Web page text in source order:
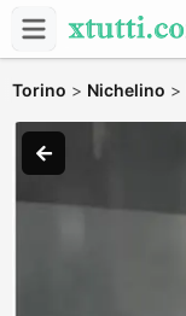
Torino > Nichelino >